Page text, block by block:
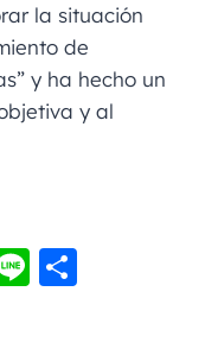
la situación
de
y ha hecho un
y al
Li